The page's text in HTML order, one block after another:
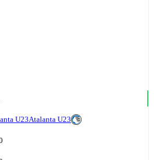
Atalanta U23Atalanta U23